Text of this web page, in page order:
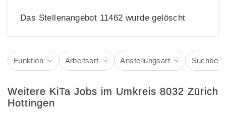
Das Stellenangebot 11462 wurde gelöscht
Funktion Arbeitsort Anstellungsart
Weitere KiTa Jobs im Umkreis 8032 Zürich
Hottingen